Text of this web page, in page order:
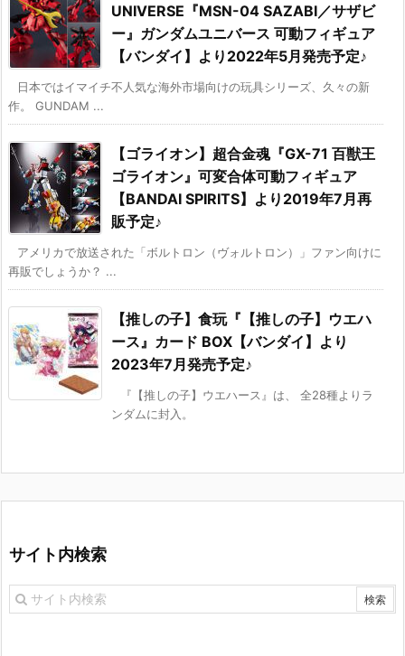
UNIVERSE『MSN-04 SAZABI／サザビ
ー』ガンダムユニバース 可動フィギュア
【バンダイ】より2022年5月発売予定♪
日本ではイマイチ不人気な海外市場向けの玩具シリーズ、久々の新
作。 GUNDAM ...
【ゴライオン】超合金魂『GX-71 百獣王
ゴライオン』可変合体可動フィギュア
【BANDAI SPIRITS】より2019年7月再
販予定♪
アメリカで放送された「ボルトロン（ヴォルトロン）」ファン向けに
再販でしょうか？ ...
【推しの子】食玩『【推しの子】ウエハ
ース』カード BOX【バンダイ】より
2023年7月発売予定♪
『【推しの子】ウエハース』は、 全28種よりラ
ンダムに封入。
サイト内検索